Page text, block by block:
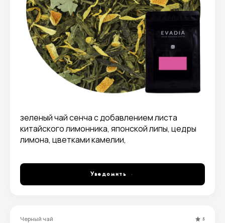
зеленый чай сенча с добавлением листа
китайского лимонника, японской липы, цедры
лимона, цветками камелии,
Уведомить
Черный чай 5